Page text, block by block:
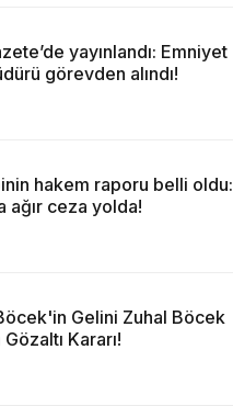
yayınlandı: Emniyet
görevden alındı!
hakem raporu belli oldu:
ağır ceza yolda!
Gelini Zuhal Böcek
Kararı!